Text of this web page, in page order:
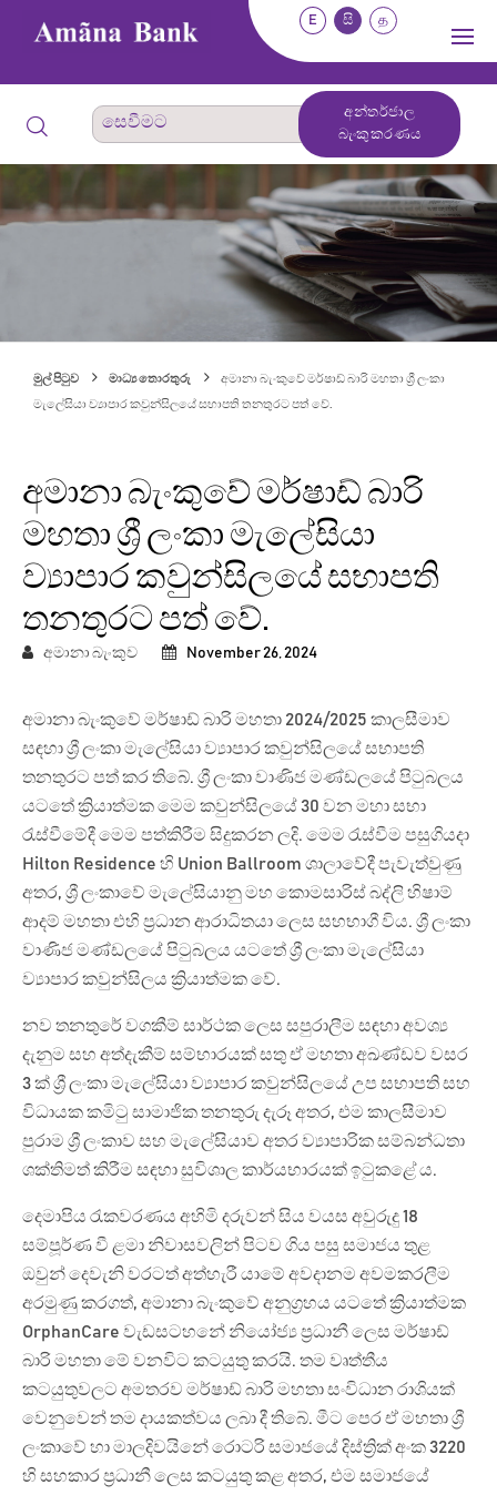
E සි த
අන්තර්ජාල
බැංකුකරණය
මුල් පිටුව මාධ්‍ය තොරතුරු අමානා බැංකුවේ මර්ෂාඩ් බාරි මහතා ශ්‍රී ලංකා
මැලේසියා ව්‍යාපාර කවුන්සිලයේ සභාපති තනතුරට පත් වේ.
අමානා බැංකුවේ මර්ෂාඩ් බාරි
මහතා ශ්‍රී ලංකා මැලේසියා
ව්‍යාපාර කවුන්සිලයේ සභාපති
තනතුරට පත් වේ.
අමානා බැංකුව November 26, 2024
අමානා බැංකුවේ මර්ෂාඩ් බාරි මහතා 2024/2025 කාලසීමාව
සඳහා ශ්‍රී ලංකා මැලේසියා ව්‍යාපාර කවුන්සිලයේ සභාපති
තනතුරට පත් කර තිබේ. ශ්‍රී ලංකා වාණිජ මණ්ඩලයේ පිටුබලය
යටතේ ක්‍රියාත්මක මෙම කවුන්සිලයේ 30 වන මහා සභා
රැස්වීමේදී මෙම පත්කිරීම සිදුකරන ලදි. මෙම රැස්වීම පසුගියදා
Hilton Residence හි Union Ballroom ශාලාවේදී පැවැත්වුණු
අතර, ශ්‍රී ලංකාවේ මැලේසියානු මහ කොමසාරිස් බද්ලි හිෂාම්
ආදම් මහතා එහි ප්‍රධාන ආරාධිතයා ලෙස සහභාගී විය. ශ්‍රී ලංකා
වාණිජ මණ්ඩලයේ පිටුබලය යටතේ ශ්‍රී ලංකා මැලේසියා
ව්‍යාපාර කවුන්සිලය ක්‍රියාත්මක වේ.
නව තනතුරේ වගකීම් සාර්ථක ලෙස සපුරාලීම සඳහා අවශ්‍ය
දැනුම සහ අත්දැකීම් සම්භාරයක් සතු ඒ මහතා අඛණ්ඩව වසර
3 ක් ශ්‍රී ලංකා මැලේසියා ව්‍යාපාර කවුන්සිලයේ උප සභාපති සහ
විධායක කමිටු සාමාජික තනතුරු දැරූ අතර, එම කාලසීමාව
පුරාම ශ්‍රී ලංකාව සහ මැලේසියාව අතර ව්‍යාපාරික සම්බන්ධතා
ශක්තිමත් කිරීම සඳහා සුවිශාල කාර්යභාරයක් ඉටුකළේ ය.
දෙමාපිය රැකවරණය අහිමි දරුවන් සිය වයස අවුරුදු 18
සම්පූර්ණ වී ළමා නිවාසවලින් පිටව ගිය පසු සමාජය තුළ
ඔවුන් දෙවැනි වරටත් අත්හැරී යාමේ අවදානම අවමකරලීම
අරමුණු කරගත්, අමානා බැංකුවේ අනුග්‍රහය යටතේ ක්‍රියාත්මක
OrphanCare වැඩසටහනේ නියෝජ්‍ය ප්‍රධානී ලෙස මර්ෂාඩ්
බාරි මහතා මේ වනවිට කටයුතු කරයි. තම වෘත්තීය
කටයුතුවලට අමතරව මර්ෂාඩ් බාරි මහතා සංවිධාන රාශියක්
වෙනුවෙන් තම දායකත්වය ලබා දී තිබේ. මීට පෙර ඒ මහතා ශ්‍රී
ලංකාවේ හා මාලදිවයිනේ රොටරි සමාජයේ දිස්ත්‍රික් අංක 3220
හි සහකාර ප්‍රධානී ලෙස කටයුතු කළ අතර, එම සමාජයේ